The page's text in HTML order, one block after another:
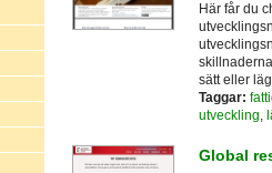
Här får du
sätt eller
Taggar:
utveckling,
Global